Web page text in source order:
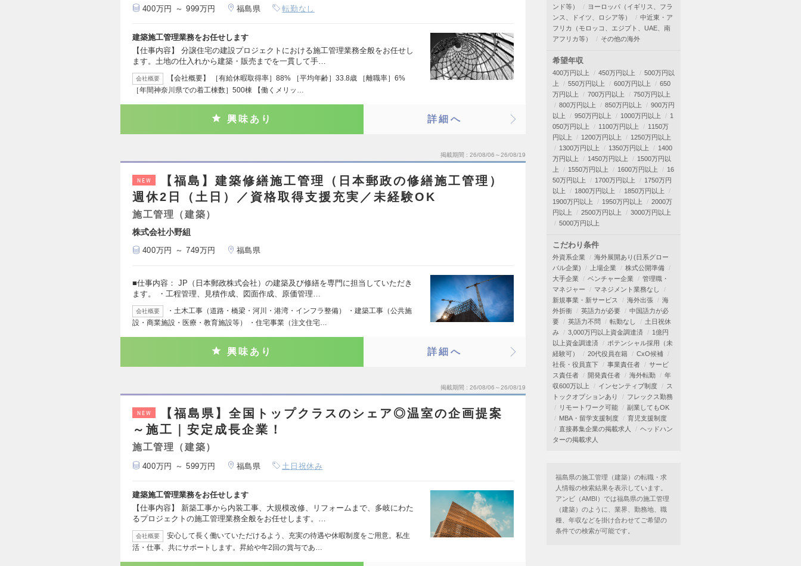
400万円 ～ 999万円 福島県 転勤なし
建築施工管理業務をお任せします
【仕事内容】 分譲住宅の建設プロジェクトにおける施工管理業務全般をお任せし
ます。土地の仕入れから建築・販売までを一貫して手…
会社概要
【会社概要】 ［有給休暇取得率］88% ［平均年齢］33.8歳 ［離職率］6%
［年間神奈川県での着工棟数］500棟 【働くメリッ…
興味あり 詳細へ
掲載期間 26/08/06～26/08/19
NEW
【福島】建築修繕施工管理（日本郵政の修繕施工管理）
週休2日（土日）／資格取得支援充実／未経験OK
施工管理（建築）
株式会社小野組
400万円 ～ 749万円 福島県
■仕事内容： JP（日本郵政株式会社）の建築及び修繕を専門に担当していただき
ます。 ・工程管理、見積作成、図面作成、原価管理…
会社概要
・土木工事（道路・橋梁・河川・港湾・インフラ整備） ・建築工事（公共施
設・商業施設・医療・教育施設等） ・住宅事業（注文住宅…
興味あり 詳細へ
掲載期間 26/08/06～26/08/19
NEW
【福島県】全国トップクラスのシェア◎温室の企画提案
～施工｜安定成長企業！
施工管理（建築）
400万円 ～ 599万円 福島県 土日祝休み
建築施工管理業務をお任せします
【仕事内容】 新築工事から内装工事、大規模改修、リフォームまで、多岐にわた
るプロジェクトの施工管理業務全般をお任せします。…
会社概要
安心して長く働いていただけるよう、充実の待遇や休暇制度をご用意。私生
活・仕事、共にサポートします。昇給や年2回の賞与であ…
ンド等）
ヨーロッパ（イギリス、フラ
ンス、ドイツ、ロシア等）
中近東・ア
フリカ（モロッコ、エジプト、UAE、南
アフリカ等）
その他の海外
希望年収
400万円以上 450万円以上
500万円以
上
550万円以上 600万円以上
650
万円以上
700万円以上
750万円以上
800万円以上
850万円以上
900万円
以上
950万円以上 1000万円以上
1
050万円以上
1100万円以上
1150万
円以上
1200万円以上
1250万円以上
1300万円以上
1350万円以上
1400
万円以上
1450万円以上
1500万円以
上
1550万円以上 1600万円以上
16
50万円以上
1700万円以上
1750万円
以上
1800万円以上
1850万円以上
1900万円以上
1950万円以上
2000万
円以上
2500万円以上
3000万円以上
5000万円以上
こだわり条件
外資系企業
海外展開あり(日系グロー
バル企業)
上場企業
株式公開準備
大手企業
ベンチャー企業
管理職・
マネジャー
マネジメント業務なし
新規事業・新サービス
海外出張
海
外折衝
英語力が必要
中国語力が必
要
英語力不問 転勤なし
土日祝休
み
3,000万円以上資金調達済
1億円
以上資金調達済
ポテンシャル採用（未
経験可）
20代役員在籍
CxO候補
社長・役員直下
事業責任者
サービ
ス責任者
開発責任者 海外転勤
年
収600万以上
インセンティブ制度
ス
トックオプションあり
フレックス勤務
リモートワーク可能
副業してもOK
MBA・留学支援制度
育児支援制度
直接募集企業の掲載求人
ヘッドハン
ターの掲載求人
福島県の施工管理（建築）の転職・求
人情報の検索結果を表示しています。
アンビ（AMBI）では福島県の施工管理
（建築）のように、業界、勤務地、職
種、年収などを掛け合わせてご希望の
条件での検索が可能です。